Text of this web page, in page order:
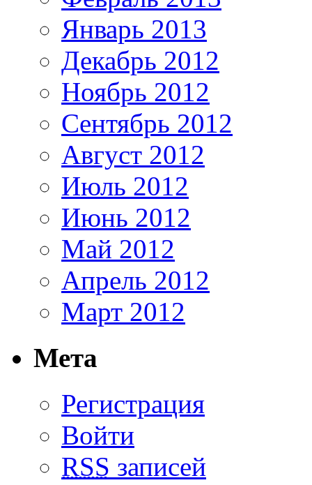
Январь 2013
Декабрь 2012
Ноябрь 2012
Сентябрь 2012
Август 2012
Июль 2012
Июнь 2012
Май 2012
Апрель 2012
Март 2012
Мета
Регистрация
Войти
RSS записей